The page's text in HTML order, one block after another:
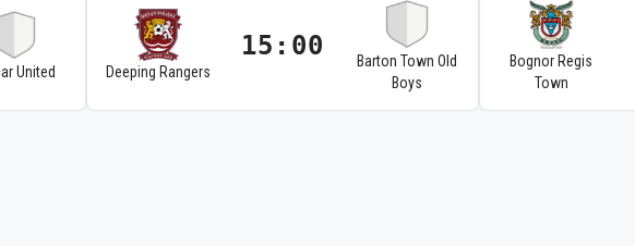
United Deeping Rangers
15:00
Barton Town Old
Boys
Bognor Regis
Town